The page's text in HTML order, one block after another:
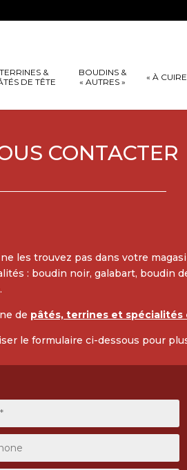
TERRINES &
DE TÊTE
BOUDINS &
« AUTRES »
« À
CONTACTER
les trouvez pas dans votre
: boudin noir, galabart, boudin
de pâtés, terrines et spécialités
le formulaire ci-dessous pour